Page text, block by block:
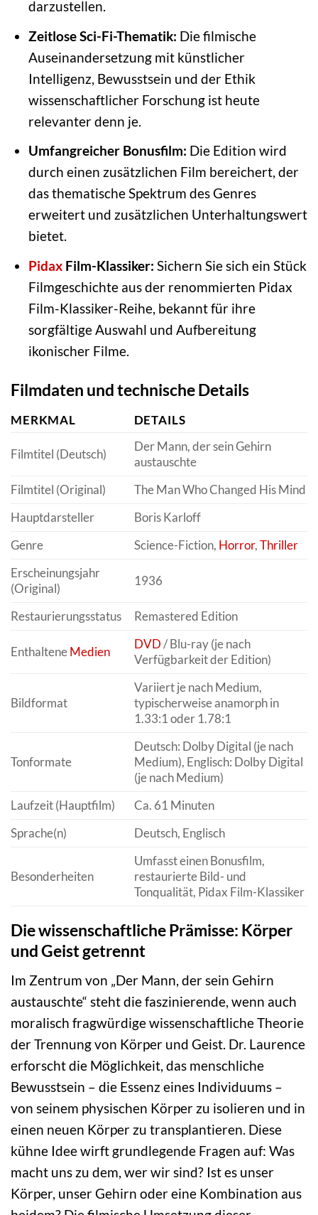
darzustellen.
Zeitlose Sci-Fi-Thematik: Die filmische
Auseinandersetzung mit künstlicher
Intelligenz, Bewusstsein und der Ethik
wissenschaftlicher Forschung ist heute
relevanter denn je.
Umfangreicher Bonusfilm: Die Edition wird
durch einen zusätzlichen Film bereichert, der
das thematische Spektrum des Genres
erweitert und zusätzlichen Unterhaltungswert
bietet.
PidaxFilm-Klassiker: Sichern Sie sich ein Stück
Filmgeschichte aus der renommierten Pidax
Film-Klassiker-Reihe, bekannt für ihre
sorgfältige Auswahl und Aufbereitung
ikonischer Filme.
Filmdaten und technische Details
MERKMAL DETAILS
Filmtitel (Deutsch)
Der Mann, der sein Gehirn
austauschte
Filmtitel (Original)
The Man Who Changed His Mind
Hauptdarsteller
Boris Karloff
Genre
Science-Fiction, Horror,Thriller
Erscheinungsjahr
(Original)
1936
Restaurierungsstatus Remastered Edition
EnthalteneMedien
DVD/ Blu-ray (je nach
Verfügbarkeit der Edition)
Bildformat
Variiert je nach Medium,
typischerweise anamorph in
1.33:1 oder 1.78:1
Tonformate
Deutsch: Dolby Digital (je nach
Medium), Englisch: Dolby Digital
(je nach Medium)
Laufzeit (Hauptfilm)
Ca. 61 Minuten
Sprache(n)
Deutsch, Englisch
Besonderheiten
Umfasst einen Bonusfilm,
restaurierte Bild- und
Tonqualität, Pidax Film-Klassiker
Die wissenschaftliche Prämisse: Körper
und Geist getrennt
Im Zentrum von „Der Mann, der sein Gehirn
austauschte“ steht die faszinierende, wenn auch
moralisch fragwürdige wissenschaftliche Theorie
der Trennung von Körper und Geist. Dr. Laurence
erforscht die Möglichkeit, das menschliche
Bewusstsein – die Essenz eines Individuums –
von seinem physischen Körper zu isolieren und in
einen neuen Körper zu transplantieren. Diese
kühne Idee wirft grundlegende Fragen auf: Was
macht uns zu dem, wer wir sind? Ist es unser
Körper, unser Gehirn oder eine Kombination aus